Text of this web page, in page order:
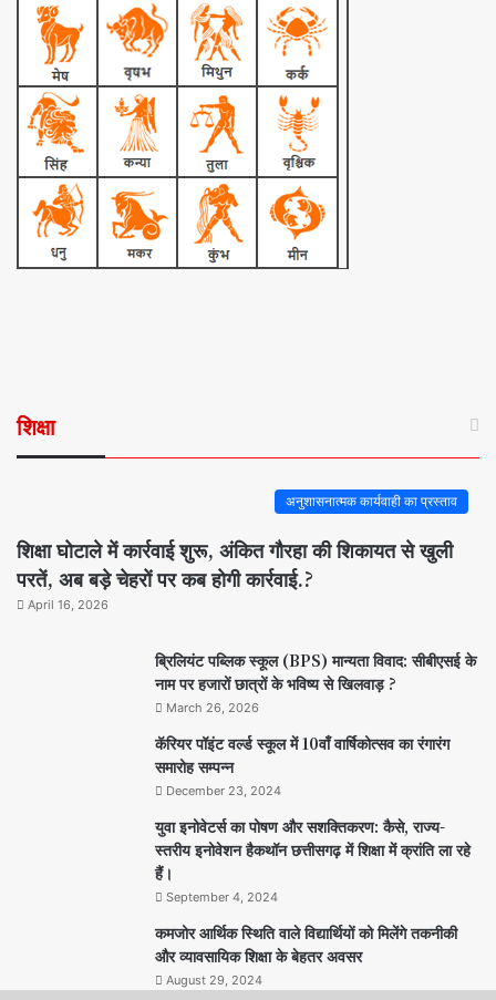
शिक्षा
अनुशासनात्मक कार्यवाही का प्रस्ताव
शिक्षा घोटाले में कार्रवाई शुरू, अंकित गौरहा की शिकायत से खुली
परतें, अब बड़े चेहरों पर कब होगी कार्रवाई.?
April 16, 2026
ब्रिलियंट पब्लिक स्कूल (BPS) मान्यता विवाद: सीबीएसई के
नाम पर हजारों छात्रों के भविष्य से खिलवाड़ ?
March 26, 2026
कॅरियर पॉइंट वर्ल्ड स्कूल में 10वाँ वार्षिकोत्सव का रंगारंग
समारोह सम्पन्न
December 23, 2024
युवा इनोवेटर्स का पोषण और सशक्तिकरण: कैसे, राज्य-
स्तरीय इनोवेशन हैकथॉन छत्तीसगढ़ में शिक्षा में क्रांति ला रहे
हैं।
September 4, 2024
कमजोर आर्थिक स्थिति वाले विद्यार्थियों को मिलेंगे तकनीकी
और व्यावसायिक शिक्षा के बेहतर अवसर
August 29, 2024